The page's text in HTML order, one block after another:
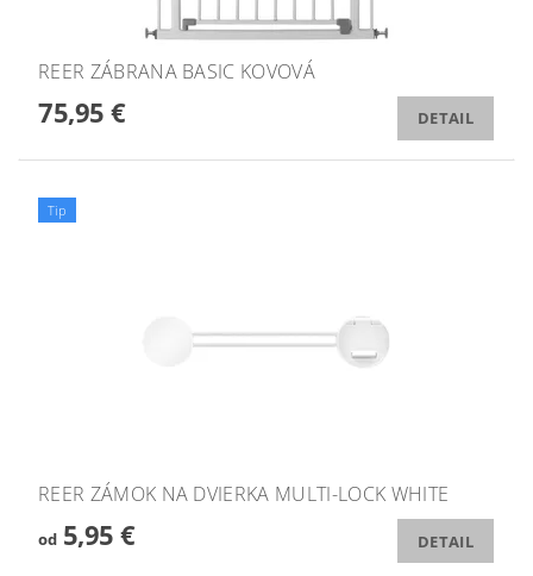
REER ZÁBRANA BASIC KOVOVÁ
75,95 € DETAIL
Tip
REER ZÁMOK NA DVIERKA MULTI-LOCK WHITE
od5,95 € DETAIL